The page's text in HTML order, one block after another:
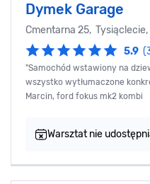
Dymek Garage
Cmentarna 25, Tysiąclecie,
5.9
"Samochód wstawiony na
wszystko wytłumaczone
Marcin, ford fokus mk2 kombi
Warsztat nie